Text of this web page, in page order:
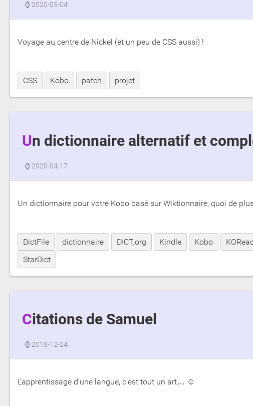
⌚ 2020-05-04
Voyage au centre de Nickel (et un peu de CSS aussi) !
CSS Kobo patch projet
Un dictionnaire alternatif et
⌚ 2020-04-17
Un dictionnaire pour votre Kobo basé sur Wiktionnaire, quoi de
DictFile dictionnaire DICT.org Kindle Kobo
StarDict
Citations de Samuel
⌚ 2018-12-24
L'apprentissage d'une langue, c'est tout un art… ☺